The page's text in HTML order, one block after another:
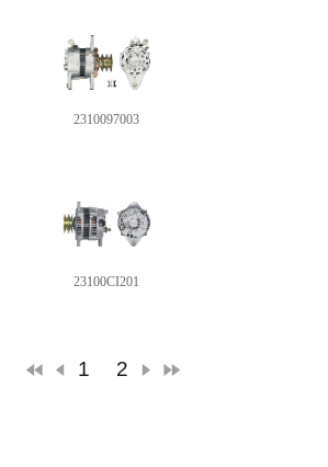
2310097003
23100CI201
1 2